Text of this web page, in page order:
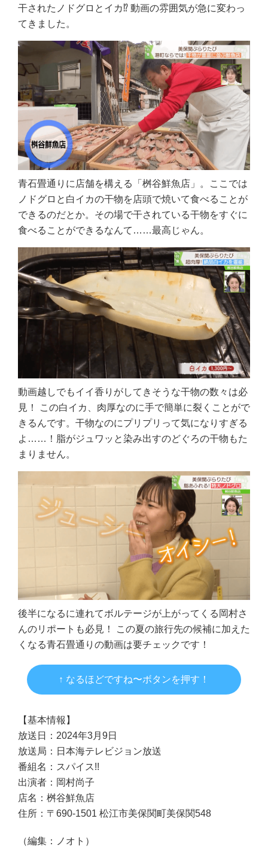
干されたノドグロとイカ⁉️ 動画の雰囲気が急に変わっ
てきました。
青石畳通りに店舗を構える「桝谷鮮魚店」。ここでは
ノドグロと白イカの干物を店頭で焼いて食べることが
できるのだとか。その場で干されている干物をすぐに
食べることができるなんて……最高じゃん。
動画越しでもイイ香りがしてきそうな干物の数々は必
見！ この白イカ、肉厚なのに手で簡単に裂くことがで
きるんです。干物なのにプリプリって気になりすぎる
よ……！脂がジュワッと染み出すのどぐろの干物もた
まりません。
後半になるに連れてボルテージが上がってくる岡村さ
んのリポートも必見！ この夏の旅行先の候補に加えた
くなる青石畳通りの動画は要チェックです！
↑ なるほどですね〜ボタンを押す！
【基本情報】
放送日：2024年3月9日
放送局：日本海テレビジョン放送
番組名：スパイス!!
出演者：岡村尚子
店名：桝谷鮮魚店
住所：〒690-1501 松江市美保関町美保関548
（編集：ノオト）